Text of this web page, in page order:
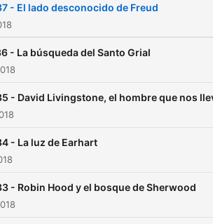
- El lado desconocido de Freud
- La búsqueda del Santo Grial
- David Livingstone, el hombre que nos
- La luz de Earhart
- Robin Hood y el bosque de Sherwood